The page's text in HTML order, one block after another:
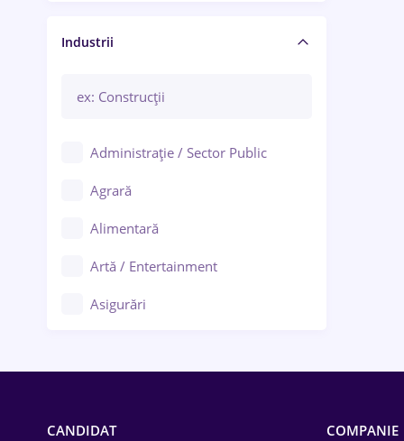
Manager / Executiv
Industrii
Administrație / Sector Public
Agrară
Alimentară
Artă / Entertainment
Asigurări
CANDIDAT COMPANIE